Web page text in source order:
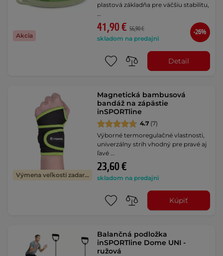
Akcia
plastová základňa pre väčšiu stabilitu,
…
41,90 € 56,90 €
skladom na predajni
-26%
Detail
Výmena veľkosti zadarmo
Magnetická bambusová
bandáž na zápästie
inSPORTline
4.7 (7)
Výborné termoregulačné vlastnosti,
univerzálny strih vhodný pre pravé aj
ľavé …
23,60 €
skladom na predajni
Kúpiť
Balančná podložka
inSPORTline Dome UNI -
ružová